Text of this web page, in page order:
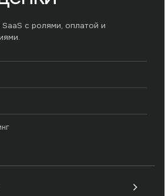
с ролями, оплатой и